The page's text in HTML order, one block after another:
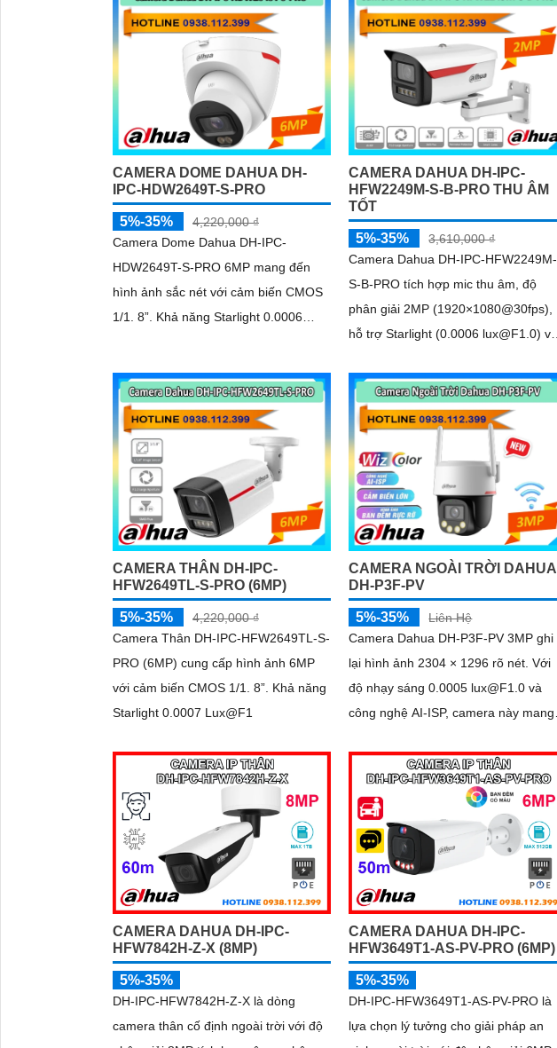
50m công nghệ Starlight cho giám sát
ban đêm tốt. Phù hợp lắp ngoài trời
kho hàng nhà xưởng
CAMERA DOME DAHUA DH-
IPC-HDW2649T-S-PRO
5%-35%
4,220,000 ₫
Camera Dome Dahua DH-IPC-
HDW2649T-S-PRO 6MP mang đến
hình ảnh sắc nét với cảm biến CMOS
1/1. 8”. Khả năng Starlight 0.0006
CAMERA DAHUA DH-IPC-
HFW2249M-S-B-PRO THU ÂM
TỐT
5%-35%
3,610,000 ₫
Camera Dahua DH-IPC-HFW2249M-
S-B-PRO tích hợp mic thu âm, độ
phân giải 2MP (1920×1080@30fps),
hỗ trợ Starlight (0.0006 lux@F1.0) và
CAMERA THÂN DH-IPC-
HFW2649TL-S-PRO (6MP)
5%-35%
4,220,000 ₫
Camera Thân DH-IPC-HFW2649TL-S-
PRO (6MP) cung cấp hình ảnh 6MP
với cảm biến CMOS 1/1. 8”. Khả năng
Starlight 0.0007 Lux@F1
CAMERA NGOÀI TRỜI DAHUA
DH-P3F-PV
5%-35%
Liên Hệ
Camera Dahua DH-P3F-PV 3MP ghi
lại hình ảnh 2304 × 1296 rõ nét. Với
độ nhạy sáng 0.0005 lux@F1.0 và
công nghệ AI-ISP, camera này mang
CAMERA DAHUA DH-IPC-
HFW7842H-Z-X (8MP)
5%-35%
DH-IPC-HFW7842H-Z-X là dòng
camera thân cố định ngoài trời với độ
CAMERA DAHUA DH-IPC-
HFW3649T1-AS-PV-PRO (6MP)
5%-35%
DH-IPC-HFW3649T1-AS-PV-PRO là
lựa chọn lý tưởng cho giải pháp an